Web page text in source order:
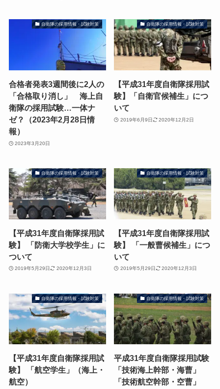
自衛隊の採用情報・試験対策
合格者発表3週間後に2人の
「合格取り消し」 海上自
衛隊の採用試験…一体ナ
ゼ？（2023年2月28日情
報）
2023年3月20日
自衛隊の採用情報・試験対策
【平成31年度自衛隊採用試
験】「自衛官候補生」につ
いて
2019年6月9日 2020年12月2日
自衛隊の採用情報・試験対策
【平成31年度自衛隊採用試
験】 「防衛大学校学生」に
ついて
2019年5月29日 2020年12月3日
自衛隊の採用情報・試験対策
【平成31年度自衛隊採用試
験】 「一般曹候補生」につ
いて
2019年5月29日 2020年12月3日
自衛隊の採用情報・試験対策
【平成31年度自衛隊採用試
験】 「航空学生」（海上・
航空）
自衛隊の採用情報・試験対策
平成31年度自衛隊採用試験
「技術海上幹部・海曹」
「技術航空幹部・空曹」